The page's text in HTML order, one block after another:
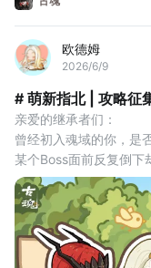
欧德姆
2026/6/9
# 萌新指北 | 攻略征
亲爱的继承者们：
曾经初入魂域的你，是
某个Boss面前反复倒下
过珍贵资源，事后才后
现在，轮到你来为后来
《古魂》萌新攻略征集
经验结晶，分享那些新
意的细节。你的智慧将